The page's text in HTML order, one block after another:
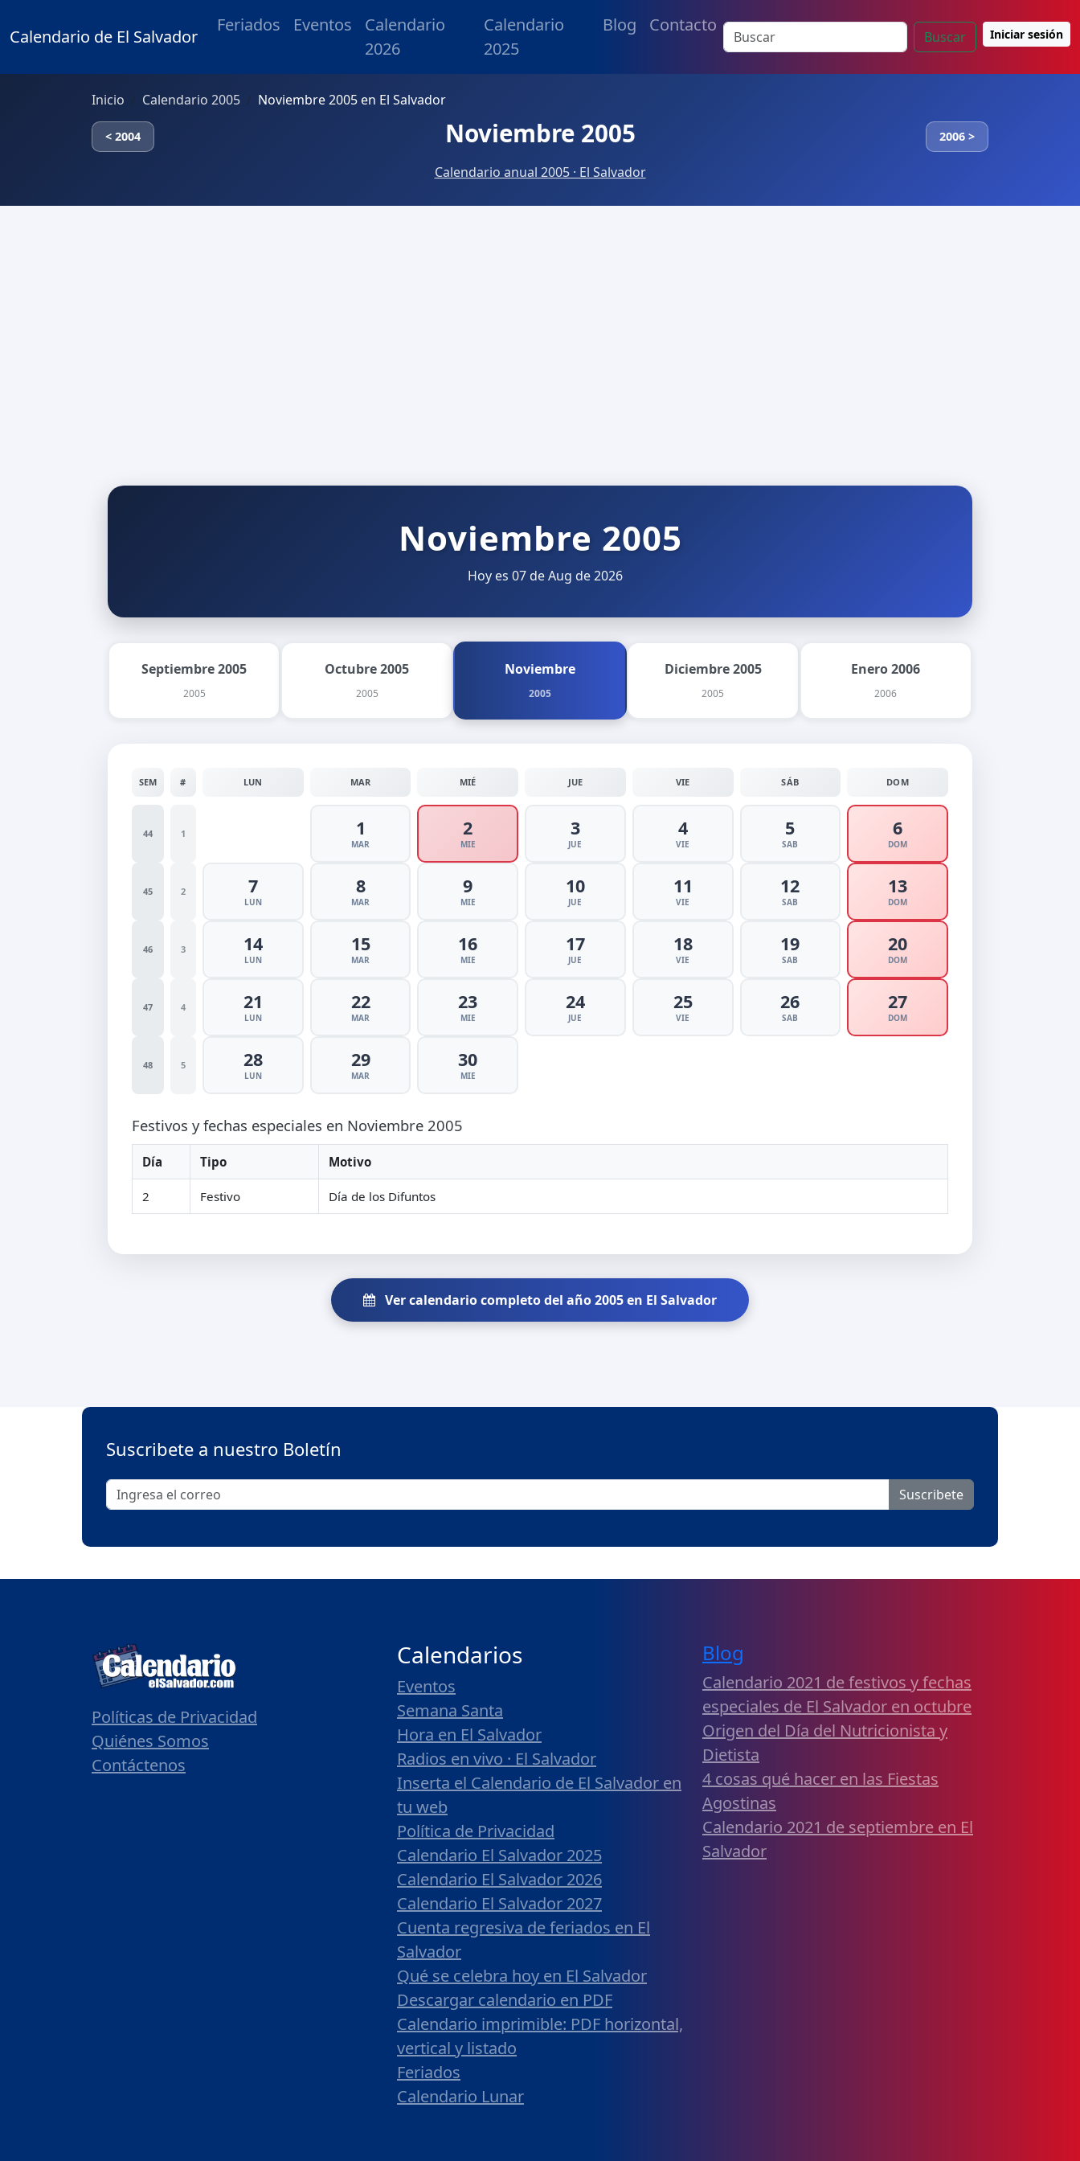
Calendario de El Salvador
Feriados Eventos
Calendario
2026
Calendario
2025
Blog Contacto
Buscar Iniciar sesión
Inicio Calendario 2005 Noviembre 2005 en El Salvador
< 2004 Noviembre 2005 2006 >
Calendario anual 2005 · El Salvador
Noviembre 2005
Hoy es 07 de Aug de 2026
Septiembre 2005
2005
Octubre 2005
2005
Noviembre
2005
Diciembre 2005
2005
Enero 2006
2006
SEM # LUN MAR MIÉ JUE VIE SÁB DOM
44 1 1
MAR
2
MIE
3
JUE
4
VIE
5
SAB
6
DOM
45 2 7
LUN
8
MAR
9
MIE
10
JUE
11
VIE
12
SAB
13
DOM
46 3 14
LUN
15
MAR
16
MIE
17
JUE
18
VIE
19
SAB
20
DOM
47 4 21
LUN
22
MAR
23
MIE
24
JUE
25
VIE
26
SAB
27
DOM
48 5 28
LUN
29
MAR
30
MIE
Festivos y fechas especiales en Noviembre 2005
Día Tipo Motivo
2 Festivo Día de los Difuntos
Ver calendario completo del año 2005 en El Salvador
Suscribete a nuestro Boletín
Suscribete
Políticas de Privacidad
Quiénes Somos
Contáctenos
Calendarios
Eventos
Semana Santa
Hora en El Salvador
Radios en vivo · El Salvador
Inserta el Calendario de El Salvador en
tu web
Política de Privacidad
Calendario El Salvador 2025
Calendario El Salvador 2026
Calendario El Salvador 2027
Cuenta regresiva de feriados en El
Salvador
Qué se celebra hoy en El Salvador
Descargar calendario en PDF
Calendario imprimible: PDF horizontal,
vertical y listado
Feriados
Calendario Lunar
Blog
Calendario 2021 de festivos y fechas
especiales de El Salvador en octubre
Origen del Día del Nutricionista y
Dietista
4 cosas qué hacer en las Fiestas
Agostinas
Calendario 2021 de septiembre en El
Salvador